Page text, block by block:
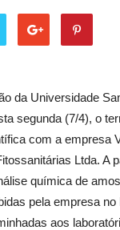
da Universidade
segunda (7/4), o
com a empresa
Ltda. A
química de
pela empresa
aos